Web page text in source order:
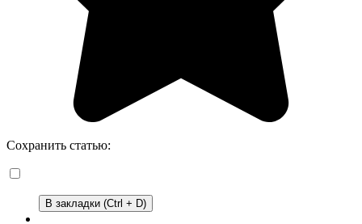
Сохранить статью:
В закладки (Ctrl + D)